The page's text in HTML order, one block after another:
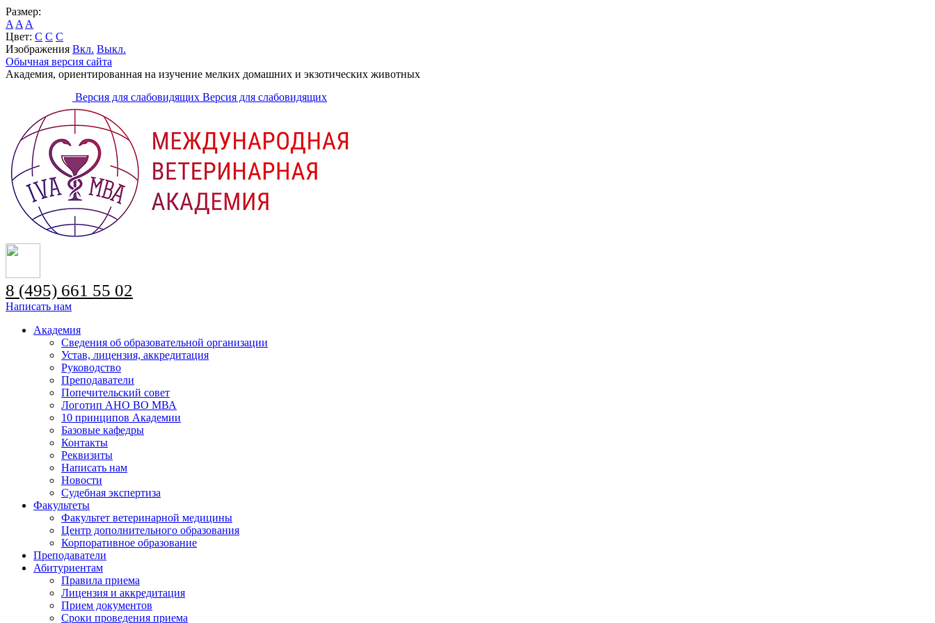
Размер:
A A A
Цвет: C C C
Изображения Вкл. Выкл.
Обычная версия сайта
Академия, ориентированная на изучение мелких домашних и экзотических животных
Версия для слабовидящих Версия для слабовидящих
8 (495) 661 55 02
Написать нам
Академия
Сведения об образовательной организации
Устав, лицензия, аккредитация
Руководство
Преподаватели
Попечительский совет
Логотип АНО ВО МВА
10 принципов Академии
Базовые кафедры
Контакты
Реквизиты
Написать нам
Новости
Судебная экспертиза
Факультеты
Факультет ветеринарной медицины
Центр дополнительного образования
Корпоративное образование
Преподаватели
Абитуриентам
Правила приема
Лицензия и аккредитация
Прием документов
Сроки проведения приема